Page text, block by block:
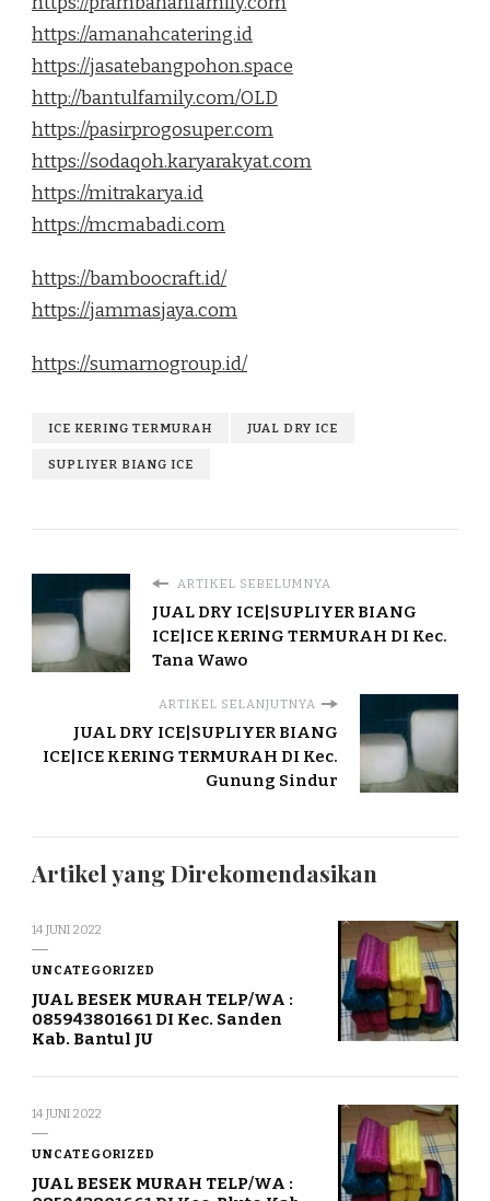
https://amanahcatering.id
https://jasatebangpohon.space
http://bantulfamily.com/OLD
https://pasirprogosuper.com
https://sodaqoh.karyarakyat.com
https://mitrakarya.id
https://mcmabadi.com
https://bamboocraft.id/
https://jammasjaya.com
https://sumarnogroup.id/
ICE KERING TERMURAH JUAL DRY ICE
SUPLIYER BIANG ICE
ARTIKEL SEBELUMNYA
JUAL DRY ICE|SUPLIYER BIANG
ICE|ICE KERING TERMURAH DI Kec.
Tana Wawo
ARTIKEL SELANJUTNYA
JUAL DRY ICE|SUPLIYER BIANG
ICE|ICE KERING TERMURAH DI Kec.
Gunung Sindur
Artikel yang Direkomendasikan
14 JUNI 2022
UNCATEGORIZED
JUAL BESEK MURAH TELP/WA :
085943801661 DI Kec. Sanden
Kab. Bantul JU
14 JUNI 2022
UNCATEGORIZED
JUAL BESEK MURAH TELP/WA :